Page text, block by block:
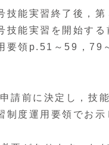
能実習終了後，第
能実習を開始する
要領p.51～59，79
請前に決定し，技
制度運用要領でお示